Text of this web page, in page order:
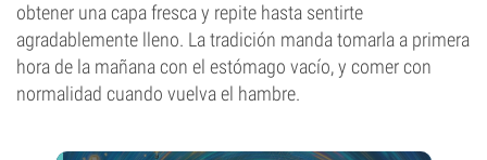
obtener una capa fresca y repite hasta sentirte
agradablemente lleno. La tradición manda tomarla a primera
hora de la mañana con el estómago vacío, y comer con
normalidad cuando vuelva el hambre.